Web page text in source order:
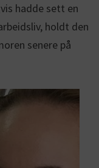
hadde sett en
holdt den
senere på